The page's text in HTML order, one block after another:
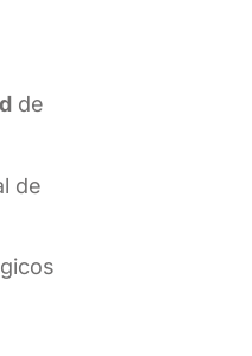
de
de